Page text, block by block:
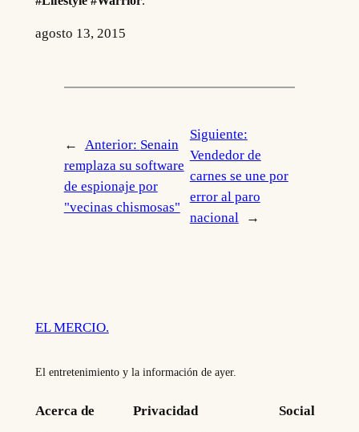
agosto 13, 2015
← Anterior: Senain
remplaza su software
de espionaje por
"vecinas chismosas"
Siguiente:
Vendedor de
carnes se une por
error al paro
nacional
→
EL MERCIO.
El entretenimiento y la información de ayer.
Acerca de Privacidad Social